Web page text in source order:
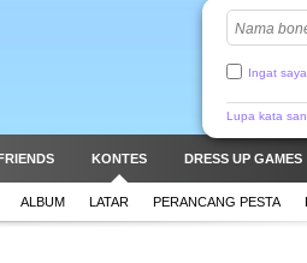
Nama
Ingat saya
Lupa kata
KONTES DRESS UP GAMES
ALBUM LATAR PERANCANG PESTA